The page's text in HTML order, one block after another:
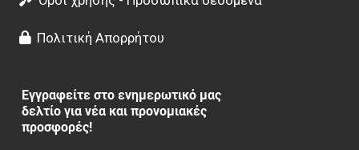
Πολιτική Απορρήτου
Εγγραφείτε στο ενημερωτικό μας
δελτίο για νέα και προνομιακές
προσφορές!